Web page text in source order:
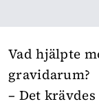
Vad hjälpte
gravidarum?
– Det